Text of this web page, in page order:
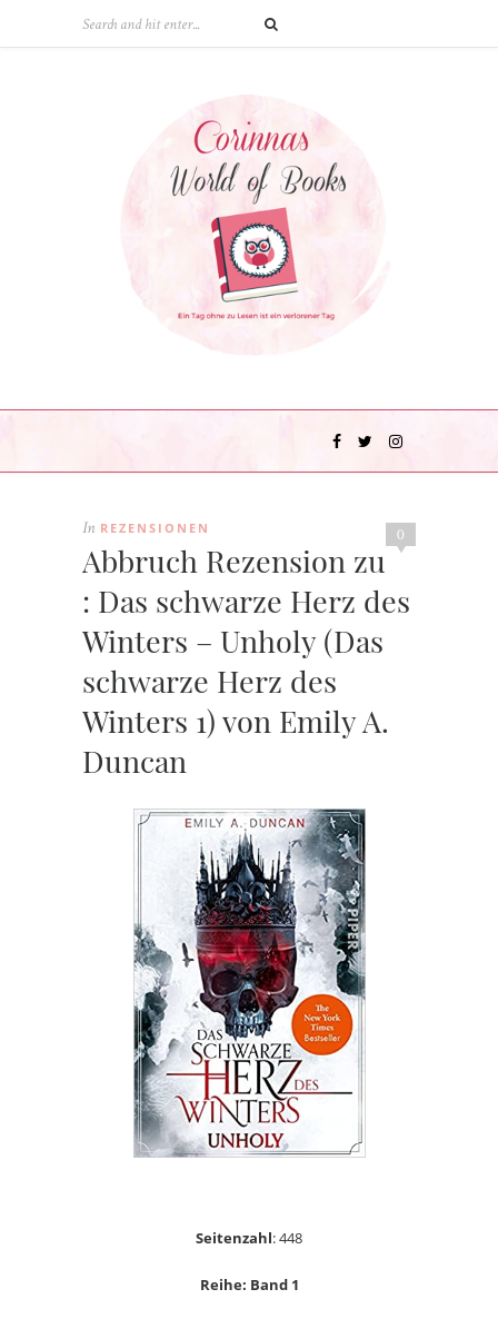
0
In REZENSIONEN
Abbruch Rezension zu
: Das schwarze Herz des
Winters – Unholy (Das
schwarze Herz des
Winters 1) von Emily A.
Duncan
Seitenzahl: 448
Reihe: Band 1